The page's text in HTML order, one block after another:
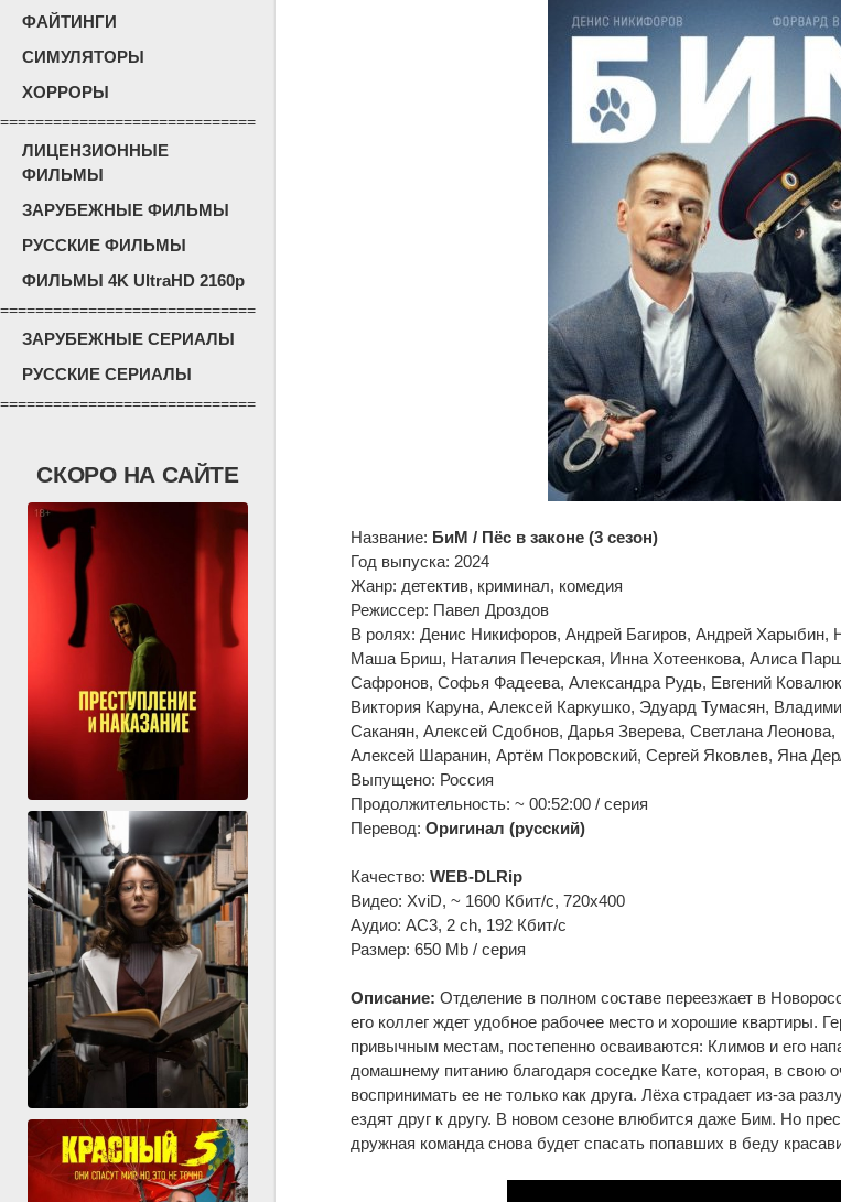
ФАЙТИНГИ
СИМУЛЯТОРЫ
ХОРРОРЫ
=============================
ЛИЦЕНЗИОННЫЕ
ФИЛЬМЫ
ЗАРУБЕЖНЫЕ ФИЛЬМЫ
РУССКИЕ ФИЛЬМЫ
ФИЛЬМЫ 4K UltraHD 2160p
=============================
ЗАРУБЕЖНЫЕ СЕРИАЛЫ
РУССКИЕ СЕРИАЛЫ
=============================
СКОРО НА САЙТЕ
Название: БиМ / Пёс в законе (3 сезон)
Год выпуска: 2024
Жанр: детектив, криминал, комедия
Режиссер: Павел Дроздов
В ролях: Денис Никифоров, Андрей Багиров, Андрей
Маша Бриш, Наталия Печерская, Инна Хотеенкова, Алиса
Сафронов, Софья Фадеева, Александра Рудь, Евгений
Виктория Каруна, Алексей Каркушко, Эдуард Тумасян,
Саканян, Алексей Сдобнов, Дарья Зверева, Светлана
Алексей Шаранин, Артём Покровский, Сергей Яковлев, Яна
Выпущено: Россия
Продолжительность: ~ 00:52:00 / серия
Перевод: Оригинал (русский)
Качество: WEB-DLRip
Видео: XviD, ~ 1600 Кбит/с, 720x400
Аудио: AC3, 2 ch, 192 Кбит/с
Размер: 650 Mb / серия
Описание: Отделение в полном составе переезжает в
его коллег ждет удобное рабочее место и хорошие квартиры.
привычным местам, постепенно осваиваются: Климов и его
домашнему питанию благодаря соседке Кате, которая, в свою
воспринимать ее не только как друга. Лёха страдает из-за
ездят друг к другу. В новом сезоне влюбится даже Бим. Но
дружная команда снова будет спасать попавших в беду